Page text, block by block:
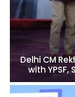
Delhi CM
with YPSF,